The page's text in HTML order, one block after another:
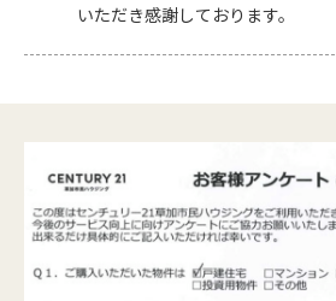
いただき感謝しております。